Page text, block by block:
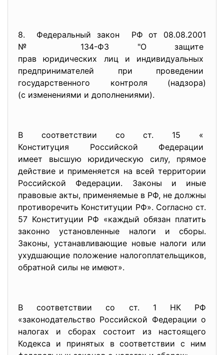
8. Федеральный закон РФ от 08.08.2001
№ 134-ФЗ "О защите
прав юридических лиц и индивидуальных
предпринимателей при проведении
государственного контроля (надзора)
(с изменениями и дополнениями).
В соответствии со ст. 15 «
Конституция Российской Федерации
имеет высшую юридическую силу, прямое
действие и применяется на всей территории
Российской Федерации. Законы и иные
правовые акты, применяемые в РФ, не должны
противоречить Конституции РФ». Согласно ст.
57 Конституции РФ «каждый обязан платить
законно установленные налоги и сборы.
Законы, устанавливающие новые налоги или
ухудшающие положение налогоплательщиков,
обратной силы не имеют».
В соответствии со ст. 1 НК РФ
«законодательство Российской Федерации о
налогах и сборах состоит из настоящего
Кодекса и принятых в соответствии с ним